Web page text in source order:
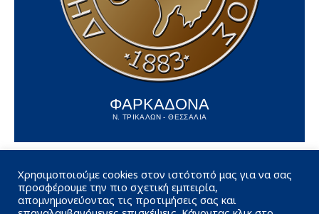
ΦΑΡΚΑΔΟΝΑ
Ν. ΤΡΙΚΑΛΩΝ - ΘΕΣΣΑΛΙΑ
Χρησιμοποιούμε cookies στον ιστότοπό μας για να σας
προσφέρουμε την πιο σχετική εμπειρία,
απομνημονεύοντας τις προτιμήσεις σας και